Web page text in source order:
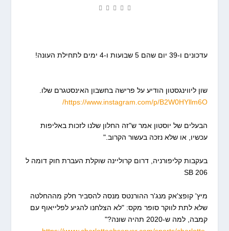
עדכונים ו-39 יום שהם 5 שבועות ו-4 ימים לתחילת העונה!
שון ליווינגסטון הודיע על פרישה בחשבון האינסטגרם שלו.
https://www.instagram.com/p/B2W0HYllm6O/
הבעלים של יוסטון אמר ש"זה החלון שלנו לזכות באליפות
עכשיו, או שלא נזכה בעשור הקרוב."
בעקבות קליפורניה, דרום קרוליינה שוקלת העברת חוק דומה ל
SB 206
מיץ' קופצ'אק מנג'ר ההורנטס מנסה להסביר חלק מההחלטה
שלא לתת לווקר סופר מקס: "לא הצלחנו להגיע לפלייאוף עם
קמבה, למה ש-2020 תהיה שונה?"